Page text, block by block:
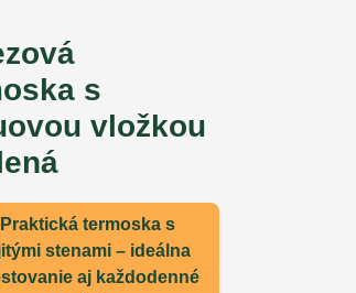
s
vložkou
Praktická termoska s
stenami – ideálna
aj každodenné